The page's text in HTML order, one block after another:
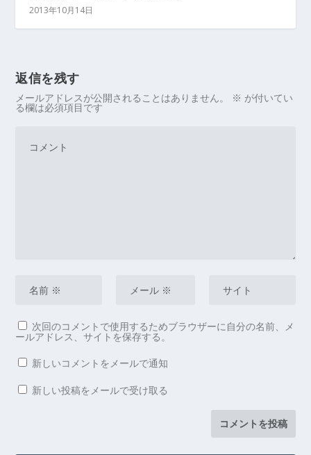
2013年10月14日
返信を残す
メールアドレスが公開されることはありません。 ※ が付いてい
る欄は必須項目です
次回のコメントで使用するためブラウザーに自分の名前、メ
ールアドレス、サイトを保存する。
新しいコメントをメールで通知
新しい投稿をメールで受け取る